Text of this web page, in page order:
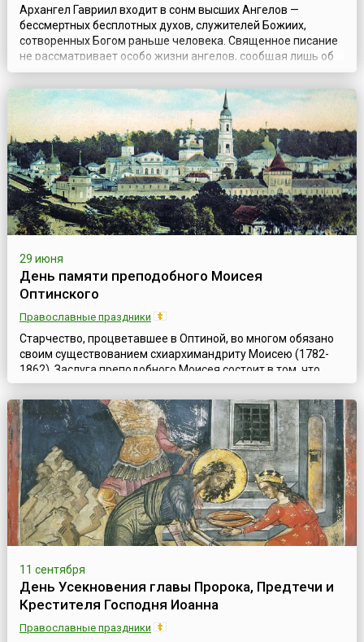
Архангел Гавриил входит в сонм высших Ангелов —
бессмертных бесплотных духов, служителей Божиих,
сотворенных Богом раньше человека. Священное писание
не рассматривает особо жизни ангелов, сообщая лишь об
их явлениях людям; вера Христова, направляющая все
силы человеческого ума и сердца к Богу, также не
углубляется в область ангелологии. Ангелы были
сотворены Богом свободными существами. Часть ...
29 июня
День памяти преподобного Моисея
Оптинского
Православные праздники
Старчество, процветавшее в Оптиной, во многом обязано
своим существованием схиархимандриту Моисею (1782-
1862). Заслуга преподобного Моисея состоит в том, что
именно благодаря ему, его совместной работе со старцами
Львом и Макарием, стало возможным не только внешнее
благоустройство Оптиной Пустыни, но и самый ее духовный
расцвет.Когда преподобный Моисей после основания им
Оптинского скита сдела...
11 сентября
День Усекновения главы Пророка, Предтечи и
Крестителя Господня Иоанна
Православные праздники